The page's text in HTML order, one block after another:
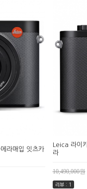
라매입 잇츠카
Leica 라이
라
10,490,000원
리뷰 : 1